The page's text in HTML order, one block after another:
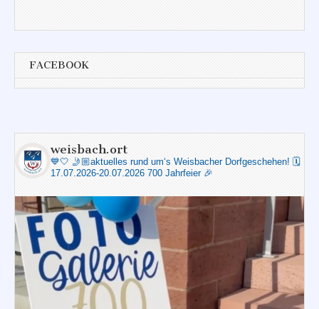
FACEBOOK
weisbach.ort
💙🤍 🤳🏼aktuelles rund um‘s Weisbacher Dorfgeschehen! 🗓️
17.07.2026-20.07.2026 700 Jahrfeier 🎉